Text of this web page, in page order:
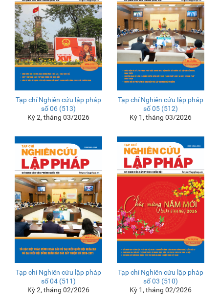
Tạp chí Nghiên cứu lập pháp
số 06 (513)
Kỳ 2, tháng 03/2026
Tạp chí Nghiên cứu lập pháp
số 05 (512)
Kỳ 1, tháng 03/2026
Tạp chí Nghiên cứu lập pháp
số 04 (511)
Kỳ 2, tháng 02/2026
Tạp chí Nghiên cứu lập pháp
số 03 (510)
Kỳ 1, tháng 02/2026